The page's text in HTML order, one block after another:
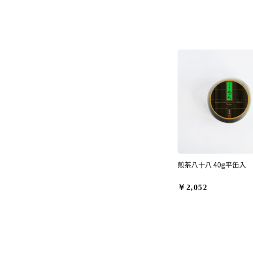
煎茶八十八 40g平缶入
￥2,052